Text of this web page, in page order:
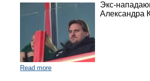
Экс-
Александра
Read more